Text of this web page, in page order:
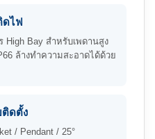
ดไฟ
High Bay สำหรับเพดานสูง
ล้างทำความสะอาดได้ด้วย
ติดตั้ง
/ Pendant / 25°